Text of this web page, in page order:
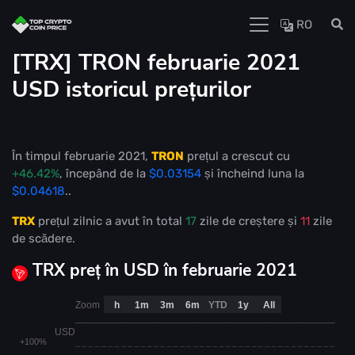
RO
[TRX] TRON februarie 2021
USD istoricul prețurilor
În timpul februarie 2021, TRON prețul a crescut cu
+46.42%, începând de la $0.03154 și încheind luna la
$0.04618..
TRX prețul zilnic a avut în total 17 zile de creștere și 11 zile
de scădere.
TRX preț în USD în februarie 2021
USD
+100%
Zoom h 1m 3m 6m YTD 1y All